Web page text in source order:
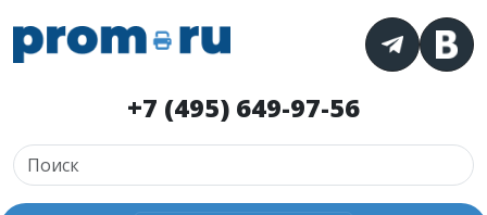
+7 (495) 649-97-56